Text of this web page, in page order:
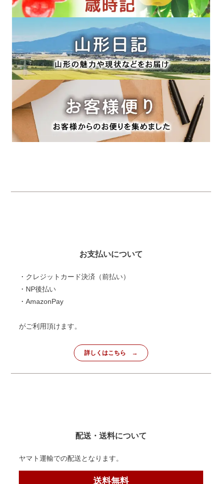
お支払いについて
・クレジットカード決済（前払い）
・NP後払い
・AmazonPay
がご利用頂けます。
詳しくはこちら
配送・送料について
ヤマト運輸での配送となります。
送料無料